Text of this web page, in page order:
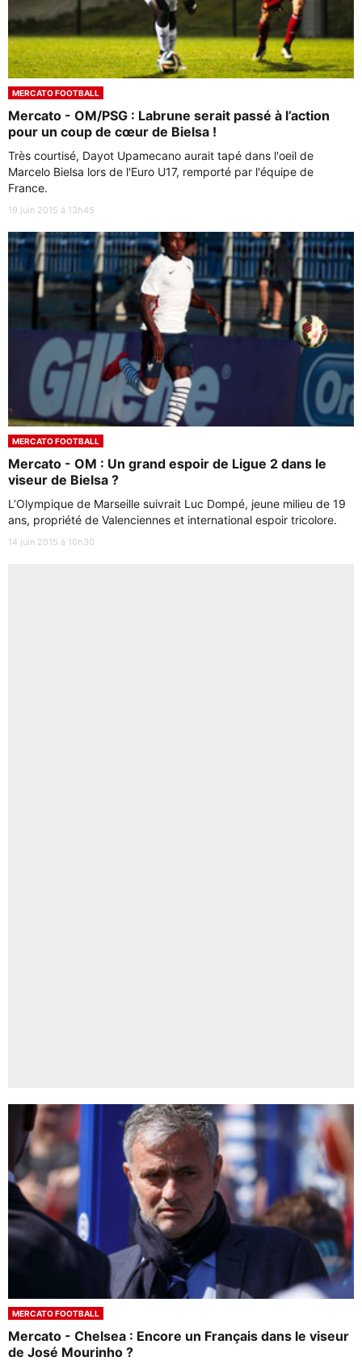
MERCATO FOOTBALL
Mercato - OM/PSG : Labrune serait passé à l’action
pour un coup de cœur de Bielsa !
Très courtisé, Dayot Upamecano aurait tapé dans l'oeil de
Marcelo Bielsa lors de l'Euro U17, remporté par l'équipe de
France.
19 juin 2015 à 13h45
MERCATO FOOTBALL
Mercato - OM : Un grand espoir de Ligue 2 dans le
viseur de Bielsa ?
L’Olympique de Marseille suivrait Luc Dompé, jeune milieu de 19
ans, propriété de Valenciennes et international espoir tricolore.
14 juin 2015 à 10h30
MERCATO FOOTBALL
Mercato - Chelsea : Encore un Français dans le viseur
de José Mourinho ?